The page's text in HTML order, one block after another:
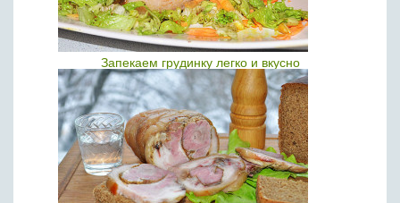
Запекаем грудинку легко и вкусно